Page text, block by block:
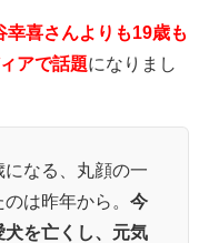
喜さんよりも19歳も
アで話題になりまし
なる、丸顔の一
は昨年から。 今
を亡くし、元気